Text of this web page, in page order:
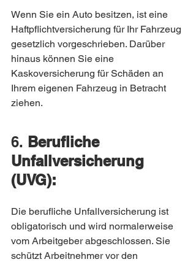
Wenn Sie ein Auto besitzen, ist eine
Haftpflichtversicherung für Ihr Fahrzeug
gesetzlich vorgeschrieben. Darüber
hinaus können Sie eine
Kaskoversicherung für Schäden an
Ihrem eigenen Fahrzeug in Betracht
ziehen.
6. Berufliche
Unfallversicherung
(UVG):
Die berufliche Unfallversicherung ist
obligatorisch und wird normalerweise
vom Arbeitgeber abgeschlossen. Sie
schützt Arbeitnehmer vor den